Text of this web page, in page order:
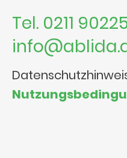
Tel. 0211